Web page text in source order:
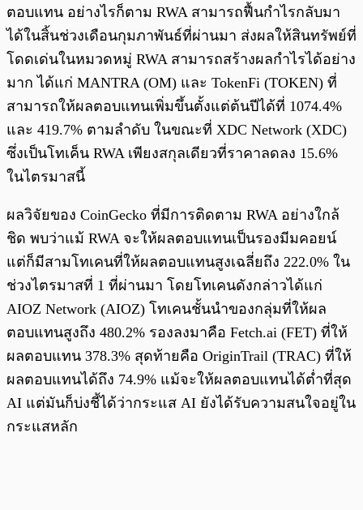
ตอบแทน อย่างไรก็ตาม RWA สามารถฟื้นกำไรกลับมา
ได้ในสิ้นช่วงเดือนกุมภาพันธ์ที่ผ่านมา ส่งผลให้สินทรัพย์ที่
โดดเด่นในหมวดหมู่ RWA สามารถสร้างผลกำไรได้อย่าง
มาก ได้แก่ MANTRA (OM) และ TokenFi (TOKEN) ที่
สามารถให้ผลตอบแทนเพิ่มขึ้นตั้งแต่ต้นปีได้ที่ 1074.4%
และ 419.7% ตามลำดับ ในขณะที่ XDC Network (XDC)
ซึ่งเป็นโทเค็น RWA เพียงสกุลเดียวที่ราคาลดลง 15.6%
ในไตรมาสนี้
ผลวิจัยของ CoinGecko ที่มีการติดตาม RWA อย่างใกล้
ชิด พบว่าแม้ RWA จะให้ผลตอบแทนเป็นรองมีมคอยน์
แต่ก็มีสามโทเคนที่ให้ผลตอบแทนสูงเฉลี่ยถึง 222.0% ใน
ช่วงไตรมาสที่ 1 ที่ผ่านมา โดยโทเคนดังกล่าวได้แก่
AIOZ Network (AIOZ) โทเคนชั้นนำของกลุ่มที่ให้ผล
ตอบแทนสูงถึง 480.2% รองลงมาคือ Fetch.ai (FET) ที่ให้
ผลตอบแทน 378.3% สุดท้ายคือ OriginTrail (TRAC) ที่ให้
ผลตอบแทนได้ถึง 74.9% แม้จะให้ผลตอบแทนได้ต่ำที่สุด
AI แต่มันก็บ่งชี้ได้ว่ากระแส AI ยังได้รับความสนใจอยู่ใน
กระแสหลัก